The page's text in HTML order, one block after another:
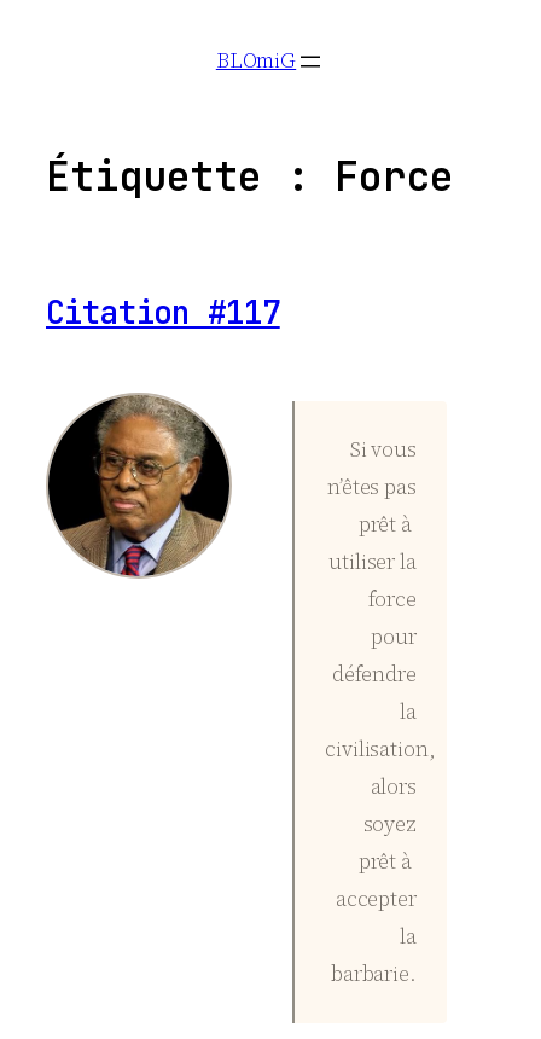
BLOmiG
Étiquette : Force
Citation #117
Si vous
n’êtes pas
prêt à
utiliser la
force
pour
défendre
la
civilisation,
alors
soyez
prêt à
accepter
la
barbarie.